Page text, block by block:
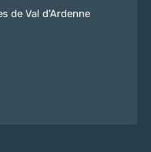
de Val d’Ardenne